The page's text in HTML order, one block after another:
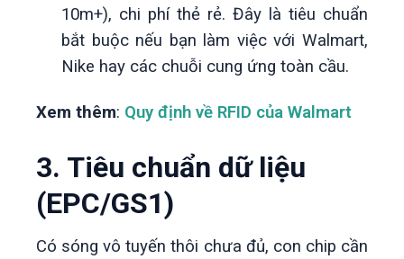
10m+), chi phí thẻ rẻ. Đây là tiêu chuẩn
bắt buộc nếu bạn làm việc với Walmart,
Nike hay các chuỗi cung ứng toàn cầu.
Xem thêm: Quy định về RFID của Walmart
3. Tiêu chuẩn dữ liệu
(EPC/GS1)
Có sóng vô tuyến thôi chưa đủ, con chip cần